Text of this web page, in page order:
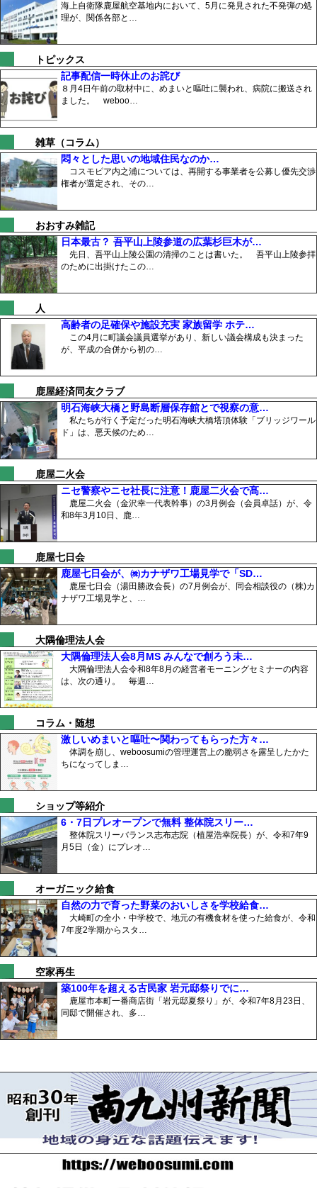
海上自衛隊鹿屋航空基地内において、5月に発見された不発弾の処
理が、関係各部と…
トピックス
記事配信一時休止のお詫び
８月4日午前の取材中に、めまいと嘔吐に襲われ、病院に搬送され
ました。 weboo…
雑草（コラム）
悶々とした思いの地域住民なのか…
コスモピア内之浦については、再開する事業者を公募し優先交渉
権者が選定され、その…
おおすみ雑記
日本最古？ 吾平山上陵参道の広葉杉巨木が…
先日、吾平山上陵公園の清掃のことは書いた。 吾平山上陵参拝
のために出掛けたこの…
人
高齢者の足確保や施設充実 家族留学 ホテ…
この4月に町議会議員選挙があり、新しい議会構成も決まった
が、平成の合併から初の…
鹿屋経済同友クラブ
明石海峡大橋と野島断層保存館とで視察の意…
私たちが行く予定だった明石海峡大橋塔頂体験「ブリッジワール
ド」は、悪天候のため…
鹿屋二火会
ニセ警察やニセ社長に注意！鹿屋二火会で髙…
鹿屋二火会（金沢幸一代表幹事）の3月例会（会員卓話）が、令
和8年3月10日、鹿…
鹿屋七日会
鹿屋七日会が、㈱カナザワ工場見学で「SD…
鹿屋七日会（湯田勝政会長）の7月例会が、同会相談役の（株)カ
ナザワ工場見学と、…
大隅倫理法人会
大隅倫理法人会8月MS みんなで創ろう未…
大隅倫理法人会令和8年8月の経営者モーニングセミナーの内容
は、次の通り。 毎週…
コラム・随想
激しいめまいと嘔吐〜関わってもらった方々…
体調を崩し、weboosumiの管理運営上の脆弱さを露呈したかた
ちになってしま…
ショップ等紹介
6・7日プレオープンで無料 整体院スリー…
整体院スリーバランス志布志院（植屋浩幸院長）が、令和7年9
月5日（金）にプレオ…
オーガニック給食
自然の力で育った野菜のおいしさを学校給食…
大崎町の全小・中学校で、地元の有機食材を使った給食が、令和
7年度2学期からスタ…
空家再生
築100年を超える古民家 岩元邸祭りでに…
鹿屋市本町一番商店街「岩元邸夏祭り」が、令和7年8月23日、
同邸で開催され、多…